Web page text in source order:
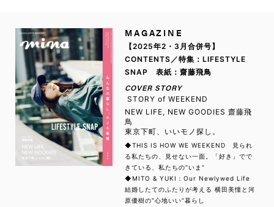
MAGAZINE
【2025年2・3月合併号】
CONTENTS／特集：LIFESTYLE
SNAP 表紙：齋藤飛鳥
COVER STORY
STORY of WEEKEND
NEW LIFE, NEW GOODIES 齋藤飛
鳥
東京下町、いいモノ探し。
◆THIS IS HOW WE WEEKEND 見られ
る私たちの、見せない一面。「好き」でで
きている、私たちの“いま”
◆MITO & YUKI：Our Newlywed Life
結婚したてのふたりが考える 横田美憧と河
原優樹の“心地いい”暮らし